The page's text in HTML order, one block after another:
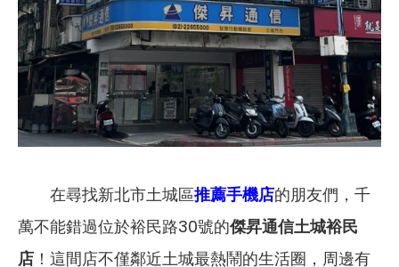
在尋找新北市土城區推薦手機店的朋友們，千
萬不能錯過位於裕民路30號的傑昇通信土城裕民
店 ！這間店不僅鄰近土城最熱鬧的生活圈，周邊有